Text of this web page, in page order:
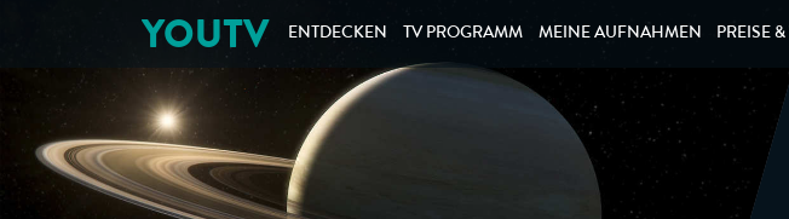
YOUTV ENTDECKEN TV PROGRAMM MEINE AUFNAHMEN PREISE &